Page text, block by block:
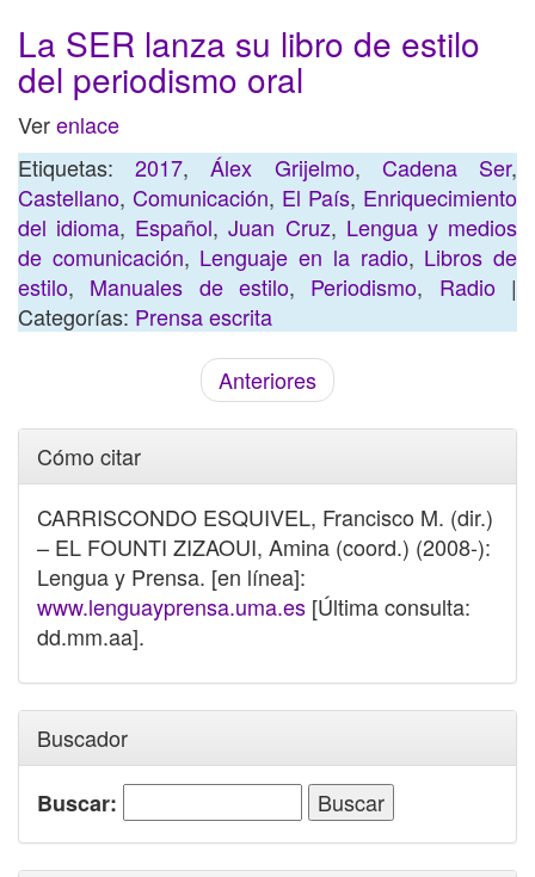
La SER lanza su libro de estilo
del periodismo oral
Verenlace
Etiquetas:2017,Álex Grijelmo, Cadena Ser,
Castellano, Comunicación, El País, Enriquecimiento
del idioma, Español,Juan Cruz, Lengua y medios
de comunicación, Lenguaje en la radio, Libros de
estilo, Manuales de estilo, Periodismo, Radio|
Categorías: Prensa escrita
Anteriores
Cómo citar
CARRISCONDO ESQUIVEL, Francisco M. (dir.)
– EL FOUNTI ZIZAOUI, Amina (coord.) (2008-):
Lengua y Prensa. [en línea]:
www.lenguayprensa.uma.es [Última consulta:
dd.mm.aa].
Buscador
Buscar: